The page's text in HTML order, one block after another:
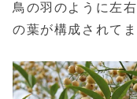
鳥の羽のように左
の葉が構成されてま